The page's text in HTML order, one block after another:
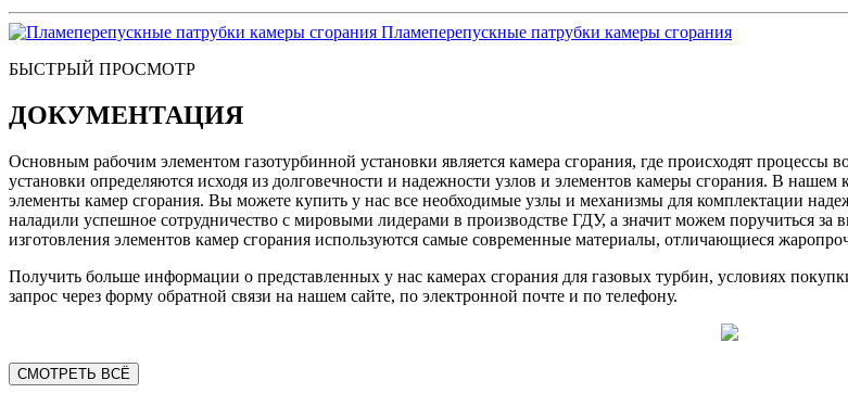
Пламеперепускные патрубки камеры сгорания
БЫСТРЫЙ ПРОСМОТР
ДОКУМЕНТАЦИЯ
Основным рабочим элементом газотурбинной установки является камера сгорания, где происходят процессы
установки определяются исходя из долговечности и надежности узлов и элементов камеры сгорания. В
элементы камер сгорания. Вы можете купить у нас все необходимые узлы и механизмы для комплектации
наладили успешное сотрудничество с мировыми лидерами в производстве ГДУ, а значит можем поручиться за
изготовления элементов камер сгорания используются самые современные материалы, отличающиеся
Получить больше информации о представленных у нас камерах сгорания для газовых турбин, условиях
запрос через форму обратной связи на нашем сайте, по электронной почте и по телефону.
СМОТРЕТЬ ВСЁ